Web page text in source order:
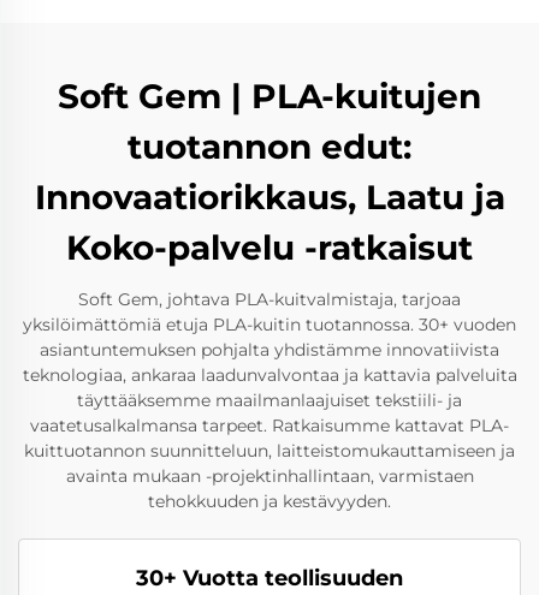
Soft Gem | PLA-kuitujen
tuotannon edut:
Innovaatiorikkaus, Laatu ja
Koko-palvelu -ratkaisut
Soft Gem, johtava PLA-kuitvalmistaja, tarjoaa
yksilöimättömiä etuja PLA-kuitin tuotannossa. 30+ vuoden
asiantuntemuksen pohjalta yhdistämme innovatiivista
teknologiaa, ankaraa laadunvalvontaa ja kattavia palveluita
täyttääksemme maailmanlaajuiset tekstiili- ja
vaatetusalkalmansa tarpeet. Ratkaisumme kattavat PLA-
kuittuotannon suunnitteluun, laitteistomukauttamiseen ja
avainta mukaan -projektinhallintaan, varmistaen
tehokkuuden ja kestävyyden.
30+ Vuotta teollisuuden